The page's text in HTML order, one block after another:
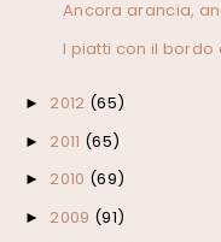
Ancora arancia,
I piatti con il bordo
► 2012 (65)
► 2011 (65)
► 2010 (69)
► 2009 (91)